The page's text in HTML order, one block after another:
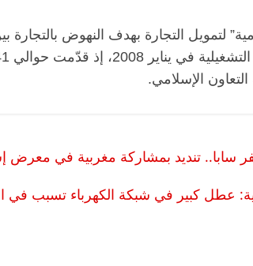
لتمويل التجارة بهدف النهوض
الإسلامي.
سابا.. تنديد بمشاركة مغربية في معرض
عطل كبير في شبكة الكهرباء تسبب في
الرئيسية